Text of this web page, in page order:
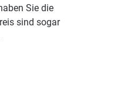
Sie die
sind sogar